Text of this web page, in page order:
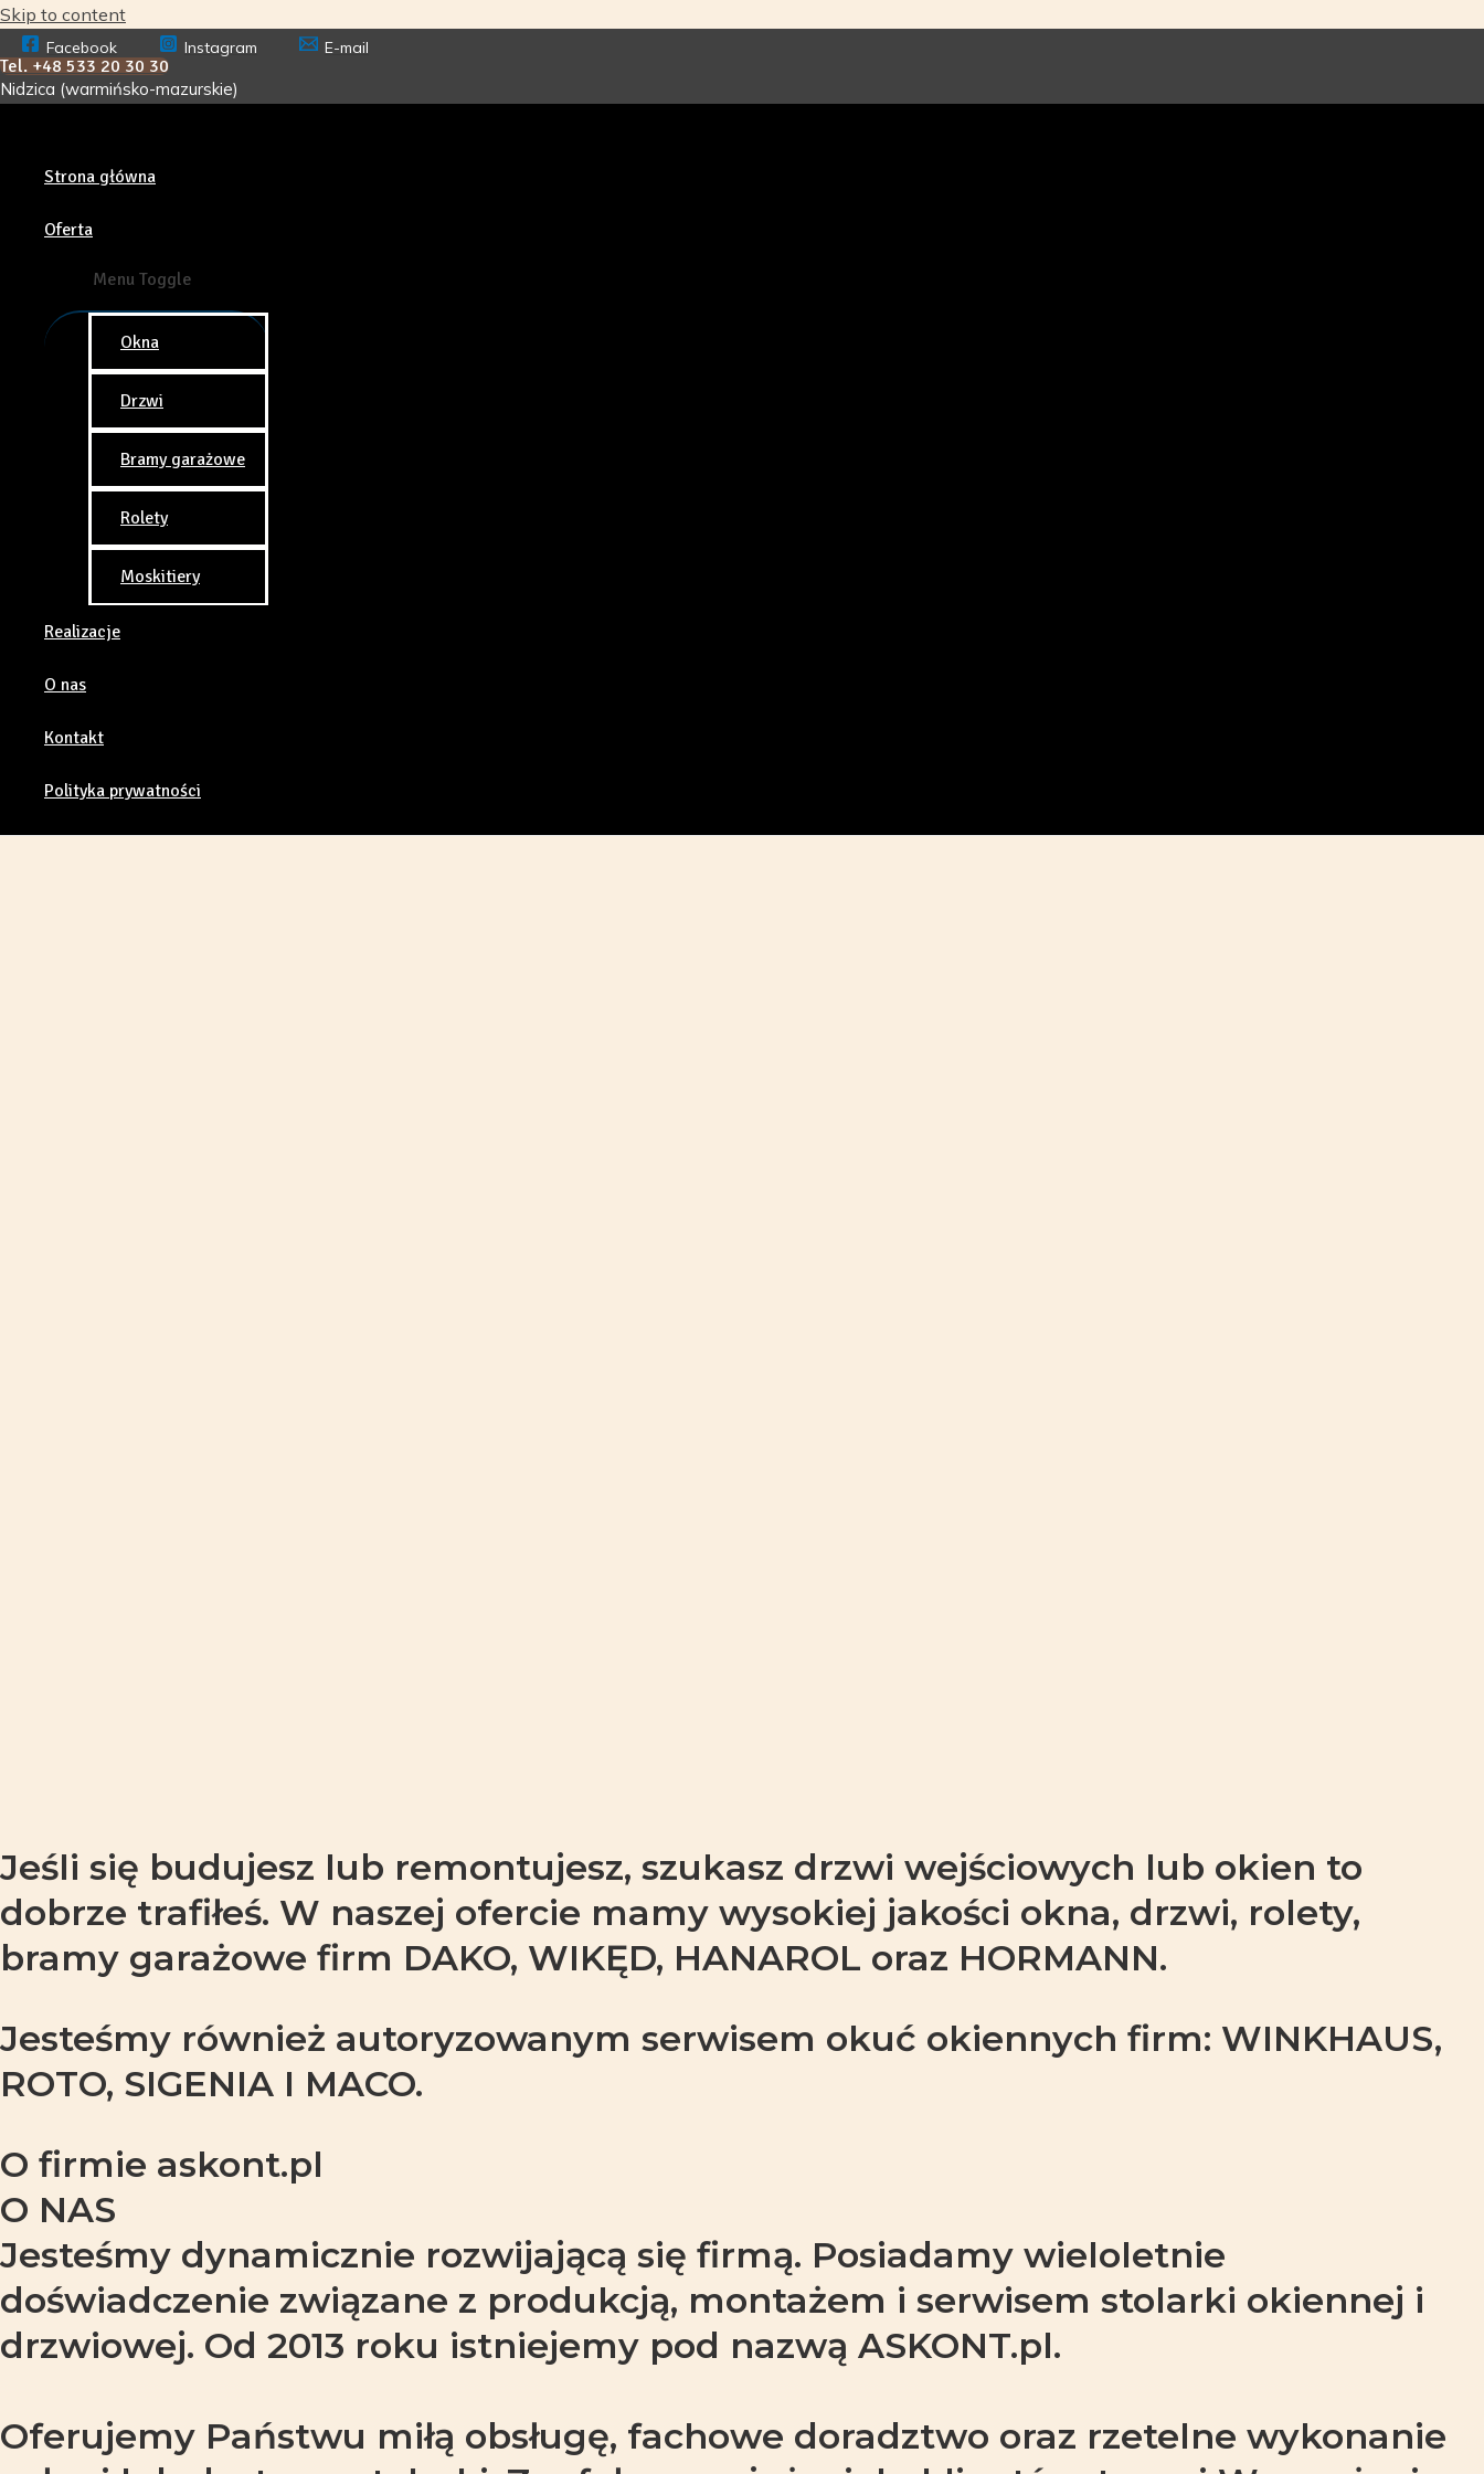
Skip to content
Facebook Instagram E-mail
Tel. +48 533 20 30 30
Nidzica (warmińsko-mazurskie)
Strona główna
Oferta
Menu Toggle
Okna
Drzwi
Bramy garażowe
Rolety
Moskitiery
Realizacje
O nas
Kontakt
Polityka prywatności
Jeśli się budujesz lub remontujesz, szukasz drzwi wejściowych lub okien to
dobrze trafiłeś. W naszej ofercie mamy wysokiej jakości okna, drzwi, rolety,
bramy garażowe firm DAKO, WIKĘD, HANAROL oraz HORMANN.
Jesteśmy również autoryzowanym serwisem okuć okiennych firm: WINKHAUS,
ROTO, SIGENIA I MACO.
O firmie askont.pl
O NAS
Jesteśmy dynamicznie rozwijającą się firmą. Posiadamy wieloletnie
doświadczenie związane z produkcją, montażem i serwisem stolarki okiennej i
drzwiowej. Od 2013 roku istniejemy pod nazwą ASKONT.pl.
Oferujemy Państwu miłą obsługę, fachowe doradztwo oraz rzetelne wykonanie